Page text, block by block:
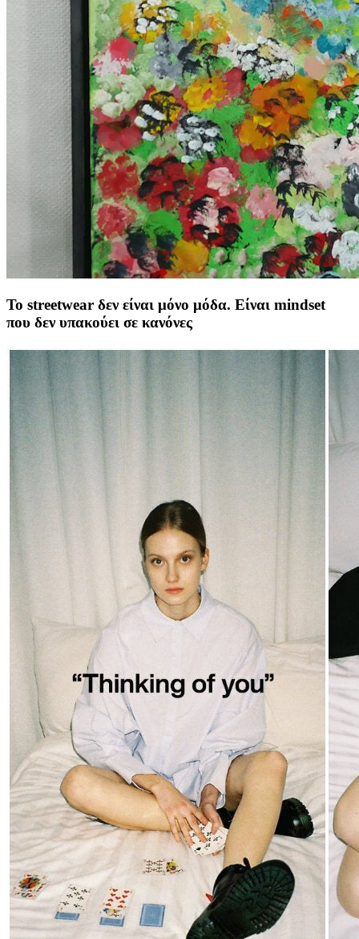
Το streetwear δεν είναι μόνο μόδα. Είναι mindset
που δεν υπακούει σε κανόνες